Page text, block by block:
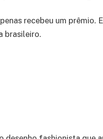
recebeu um prêmio.
brasileiro.